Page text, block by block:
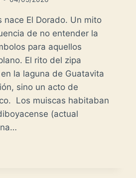
nace El Dorado. Un mito
de no entender la
para aquellos
El rito del zipa
la laguna de Guatavita
sino un acto de
Los muiscas habitaban
(actual